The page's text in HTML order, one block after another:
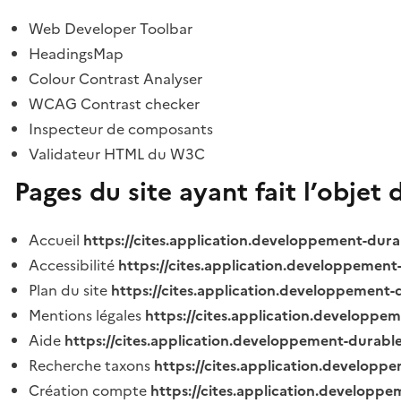
Web Developer Toolbar
HeadingsMap
Colour Contrast Analyser
WCAG Contrast checker
Inspecteur de composants
Validateur HTML du W3C
Pages du site ayant fait
Accueil https://cites.application.developpement-
Accessibilité https://
Plan du site https://
Mentions légales https://
Aide https://cites.application.developpement-
Recherche taxons https://
Création compte https://